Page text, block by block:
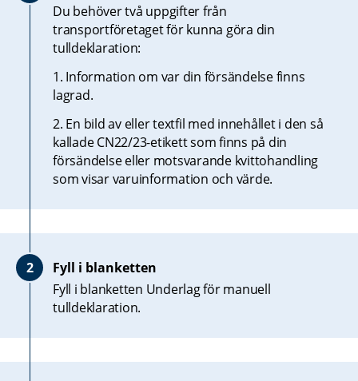
Du behöver två uppgifter från
transportföretaget för kunna göra din
tulldeklaration:
1. Information om var din försändelse finns
lagrad.
2. En bild av eller textfil med innehållet i den så
kallade CN22/23-etikett som finns på din
försändelse eller motsvarande kvittohandling
som visar varuinformation och värde.
Fyll i blanketten
Fyll i blanketten Underlag för manuell
tulldeklaration.